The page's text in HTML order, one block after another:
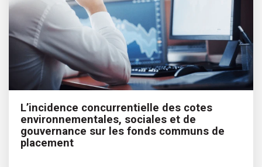
L’incidence concurrentielle des cotes
environnementales, sociales et de
gouvernance sur les fonds communs de
placement